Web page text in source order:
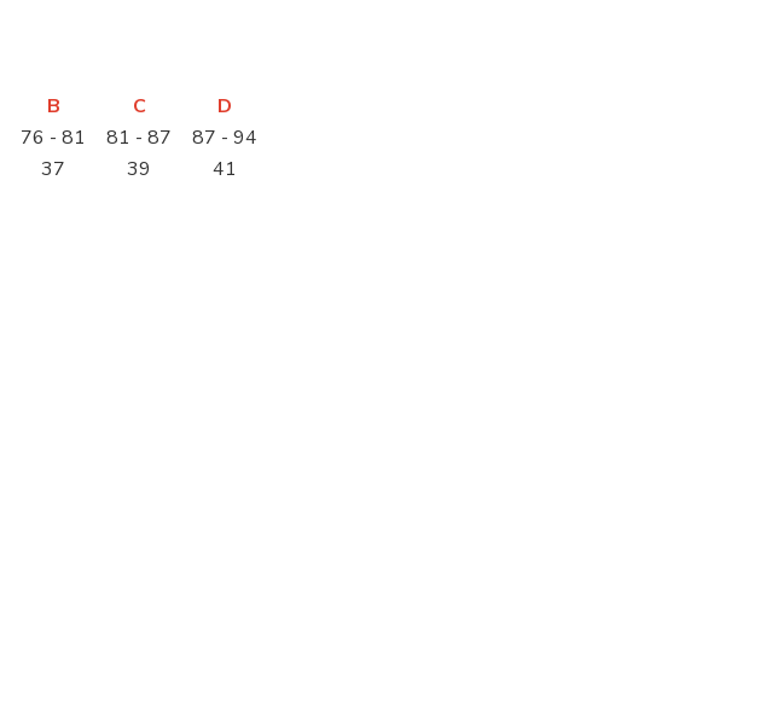
B C
D
76 - 81 81 - 87
87 - 94
37 39
41